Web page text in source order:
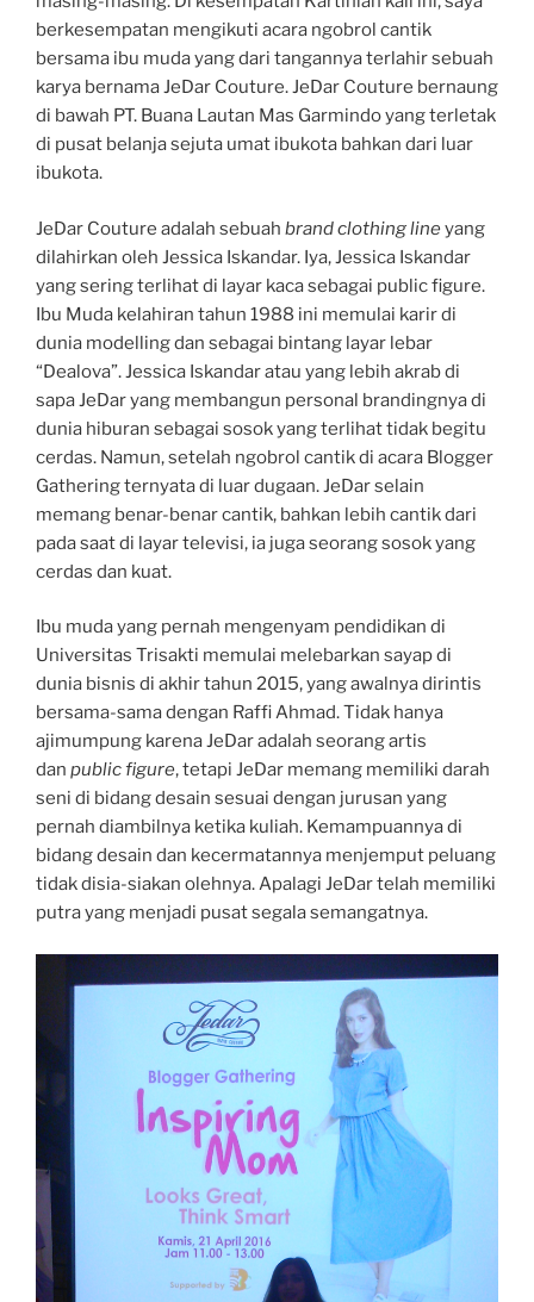
berkesempatan mengikuti acara ngobrol cantik
bersama ibu muda yang dari tangannya terlahir sebuah
karya bernama JeDar Couture. JeDar Couture bernaung
di bawah PT. Buana Lautan Mas Garmindo yang terletak
di pusat belanja sejuta umat ibukota bahkan dari luar
ibukota.
JeDar Couture adalah sebuah brand clothing lineyang
dilahirkan oleh Jessica Iskandar. Iya, Jessica Iskandar
yang sering terlihat di layar kaca sebagai public figure.
Ibu Muda kelahiran tahun 1988 ini memulai karir di
dunia modelling dan sebagai bintang layar lebar
“Dealova”. Jessica Iskandar atau yang lebih akrab di
sapa JeDar yang membangun personal brandingnya di
dunia hiburan sebagai sosok yang terlihat tidak begitu
cerdas. Namun, setelah ngobrol cantik di acara Blogger
Gathering ternyata di luar dugaan. JeDar selain
memang benar-benar cantik, bahkan lebih cantik dari
pada saat di layar televisi, ia juga seorang sosok yang
cerdas dan kuat.
Ibu muda yang pernah mengenyam pendidikan di
Universitas Trisakti memulai melebarkan sayap di
dunia bisnis di akhir tahun 2015, yang awalnya dirintis
bersama-sama dengan Raffi Ahmad. Tidak hanya
ajimumpung karena JeDar adalah seorang artis
dan public figure, tetapi JeDar memang memiliki darah
seni di bidang desain sesuai dengan jurusan yang
pernah diambilnya ketika kuliah. Kemampuannya di
bidang desain dan kecermatannya menjemput peluang
tidak disia-siakan olehnya. Apalagi JeDar telah memiliki
putra yang menjadi pusat segala semangatnya.